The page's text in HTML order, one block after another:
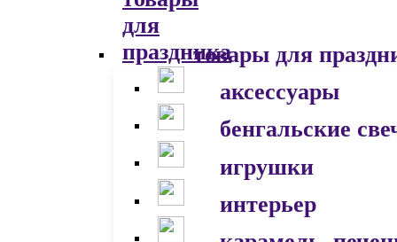
товары для
аксессуары
бенгальские
игрушки
интерьер